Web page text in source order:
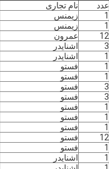
عدد نام تجاری
1 زیمنس
1 زیمنس
12 عمرون
3 اشنایدر
1 اشنایدر
1 فستو
1 فستو
3 فستو
3 فستو
1 فستو
1 فستو
1 فستو
12 فستو
1 فستو
1 اشنایدر